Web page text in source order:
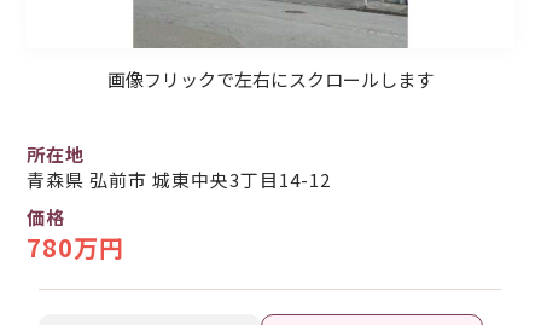
所在地
青森県 弘前市 城東中央3丁目14-12
価格
780万円
画像フリックで左右にスクロールします